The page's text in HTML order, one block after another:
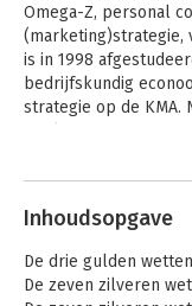
Omega-Z, personal
(marketing)strategie,
is in 1998
bedrijfskundig
strategie op de KMA.
die een belangrijke
gewerkt aan het
werkwijzen en
Daarnaast is hij
Inhoudsopgave
De drie gulden
De zeven zilveren